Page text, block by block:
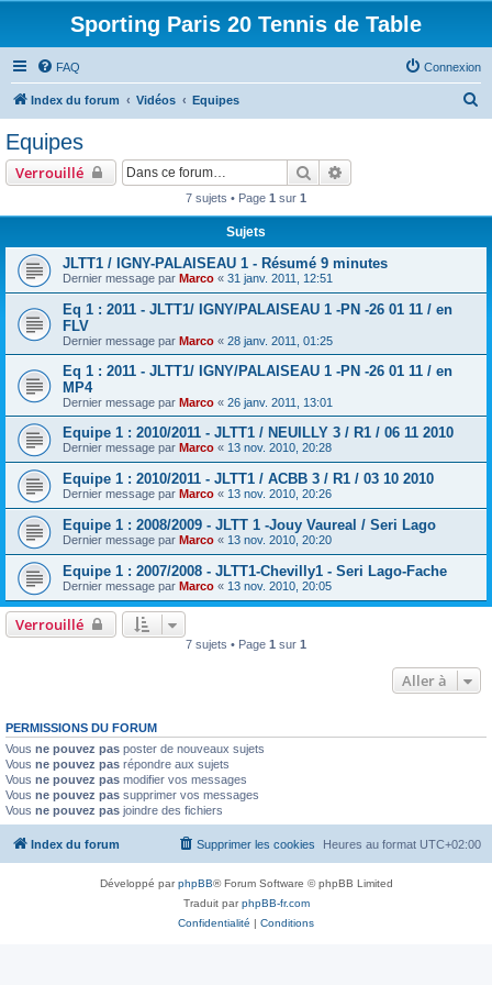
Sporting Paris 20 Tennis de Table
FAQ Connexion
Index du forum Vidéos Equipes
Equipes
Verrouillé Rechercher
7 sujets • Page 1 sur 1
Sujets
JLTT1 / IGNY-PALAISEAU 1 - Résumé 9 minutes
Dernier message par Marco « 31 janv. 2011, 12:51
Eq 1 : 2011 - JLTT1/ IGNY/PALAISEAU 1 -PN -26 01 11 / en
FLV
Dernier message par Marco « 28 janv. 2011, 01:25
Eq 1 : 2011 - JLTT1/ IGNY/PALAISEAU 1 -PN -26 01 11 / en
MP4
Dernier message par Marco « 26 janv. 2011, 13:01
Equipe 1 : 2010/2011 - JLTT1 / NEUILLY 3 / R1 / 06 11 2010
Dernier message par Marco « 13 nov. 2010, 20:28
Equipe 1 : 2010/2011 - JLTT1 / ACBB 3 / R1 / 03 10 2010
Dernier message par Marco « 13 nov. 2010, 20:26
Equipe 1 : 2008/2009 - JLTT 1 -Jouy Vaureal / Seri Lago
Dernier message par Marco « 13 nov. 2010, 20:20
Equipe 1 : 2007/2008 - JLTT1-Chevilly1 - Seri Lago-Fache
Dernier message par Marco « 13 nov. 2010, 20:05
Verrouillé
7 sujets • Page 1 sur 1
Aller à
PERMISSIONS DU FORUM
Vous ne pouvez pas poster de nouveaux sujets
Vous ne pouvez pas répondre aux sujets
Vous ne pouvez pas modifier vos messages
Vous ne pouvez pas supprimer vos messages
Vous ne pouvez pas joindre des fichiers
Index du forum Heures au format UTC+02:00
Supprimer les cookies
Développé parphpBB® Forum Software © phpBB Limited
Traduit parphpBB-fr.com
Confidentialité | Conditions